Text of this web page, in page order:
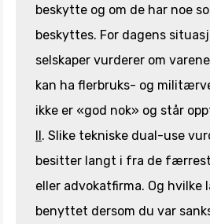
beskytte og om de har noe
beskyttes. For dagens
selskaper vurderer om
kan ha flerbruks- og
ikke er «god nok» og står
II. Slike tekniske dual-use
besitter langt i fra de
eller advokatfirma. Og hvilke
benyttet dersom du var